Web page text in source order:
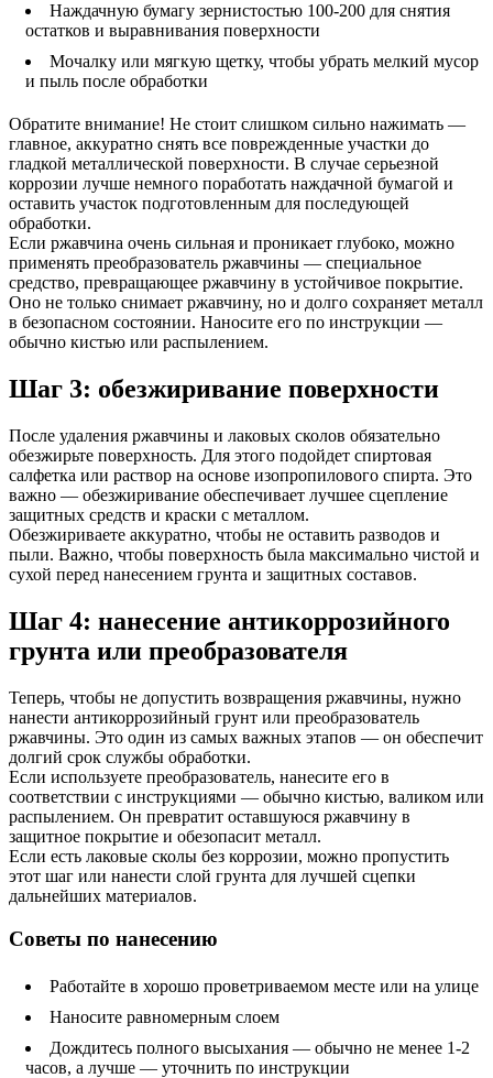
Наждачную бумагу зернистостью 100-200 для снятия
остатков и выравнивания поверхности
Мочалку или мягкую щетку, чтобы убрать мелкий мусор
и пыль после обработки
Обратите внимание! Не стоит слишком сильно нажимать —
главное, аккуратно снять все поврежденные участки до
гладкой металлической поверхности. В случае серьезной
коррозии лучше немного поработать наждачной бумагой и
оставить участок подготовленным для последующей
обработки.
Если ржавчина очень сильная и проникает глубоко, можно
применять преобразователь ржавчины — специальное
средство, превращающее ржавчину в устойчивое покрытие.
Оно не только снимает ржавчину, но и долго сохраняет металл
в безопасном состоянии. Наносите его по инструкции —
обычно кистью или распылением.
Шаг 3: обезжиривание поверхности
После удаления ржавчины и лаковых сколов обязательно
обезжирьте поверхность. Для этого подойдет спиртовая
салфетка или раствор на основе изопропилового спирта. Это
важно — обезжиривание обеспечивает лучшее сцепление
защитных средств и краски с металлом.
Обезжириваете аккуратно, чтобы не оставить разводов и
пыли. Важно, чтобы поверхность была максимально чистой и
сухой перед нанесением грунта и защитных составов.
Шаг 4: нанесение антикоррозийного
грунта или преобразователя
Теперь, чтобы не допустить возвращения ржавчины, нужно
нанести антикоррозийный грунт или преобразователь
ржавчины. Это один из самых важных этапов — он обеспечит
долгий срок службы обработки.
Если используете преобразователь, нанесите его в
соответствии с инструкциями — обычно кистью, валиком или
распылением. Он превратит оставшуюся ржавчину в
защитное покрытие и обезопасит металл.
Если есть лаковые сколы без коррозии, можно пропустить
этот шаг или нанести слой грунта для лучшей сцепки
дальнейших материалов.
Советы по нанесению
Работайте в хорошо проветриваемом месте или на улице
Наносите равномерным слоем
Дождитесь полного высыхания — обычно не менее 1-2
часов, а лучше — уточнить по инструкции